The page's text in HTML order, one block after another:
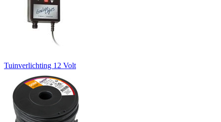
Tuinverlichting 12 Volt